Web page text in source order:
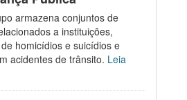
armazena conjuntos de
a instituições,
homicídios e suicídios e
acidentes de trânsito. Leia